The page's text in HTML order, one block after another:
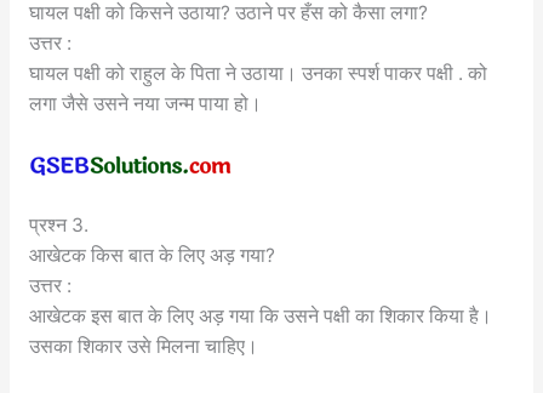
घायल पक्षी को किसने उठाया? उठाने पर हँस को कैसा लगा?
उत्तर :
घायल पक्षी को राहुल के पिता ने उठाया। उनका स्पर्श पाकर पक्षी . को
लगा जैसे उसने नया जन्म पाया हो।
प्रश्न 3.
आखेटक किस बात के लिए अड़ गया?
उत्तर :
आखेटक इस बात के लिए अड़ गया कि उसने पक्षी का शिकार किया है।
उसका शिकार उसे मिलना चाहिए।